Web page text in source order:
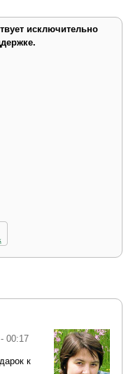
исключительно
- 00:17
к